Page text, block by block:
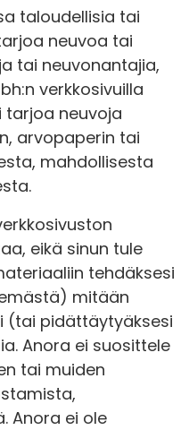
taloudellisia tai
neuvoa tai
tai neuvonantajia,
verkkosivuilla
tarjoa neuvoja
arvopaperin tai
mahdollisesta
eikä sinun tule
tehdäksesi
mitään
(tai pidättäytyäksesi
Anora ei suosittele
tai muiden
Anora ei ole